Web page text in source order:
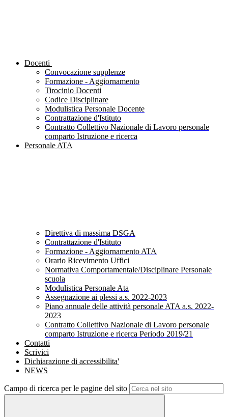
Docenti
Convocazione supplenze
Formazione - Aggiornamento
Tirocinio Docenti
Codice Disciplinare
Modulistica Personale Docente
Contrattazione d'Istituto
Contratto Collettivo Nazionale di Lavoro personale
comparto Istruzione e ricerca
Personale ATA
Direttiva di massima DSGA
Contrattazione d'Istituto
Formazione - Aggiornamento ATA
Orario Ricevimento Uffici
Normativa Comportamentale/Disciplinare Personale
scuola
Modulistica Personale Ata
Assegnazione ai plessi a.s. 2022-2023
Piano annuale delle attività personale ATA a.s. 2022-
2023
Contratto Collettivo Nazionale di Lavoro personale
comparto Istruzione e ricerca Periodo 2019/21
Contatti
Scrivici
Dichiarazione di accessibilita'
NEWS
Campo di ricerca per le pagine del sito